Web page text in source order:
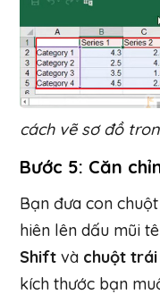
cách vẽ sơ đồ
Bước 5: Căn
Bạn đưa con
hiên lên dấu mũi
Shift và chuột trái
kích thước bạn